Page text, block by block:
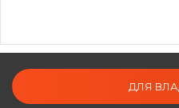
ДЛЯ